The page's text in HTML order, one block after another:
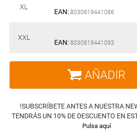
XL
EAN: 8030819441086
XXL
EAN: 8030819441093
AÑADIR
!SUBSCRÍBETE ANTES A NUESTRA
TENDRÁS UN 10% DE DESCUENTO EN
Pulsa aquí